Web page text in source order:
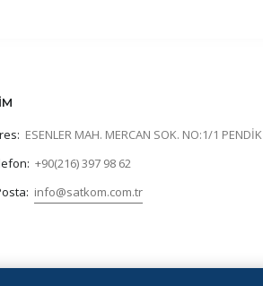
ESENLER MAH. MERCAN SOK. NO:1/1 PENDİK
+90(216) 397 98 62
info@satkom.com.tr